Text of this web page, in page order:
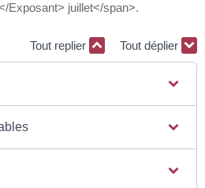
Exposant> juillet</span>.
Tout replier Tout déplier